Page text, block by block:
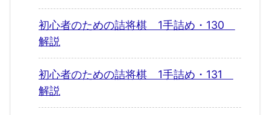
初心者のための詰将棋 1手詰め・130
解説
初心者のための詰将棋 1手詰め・131
解説